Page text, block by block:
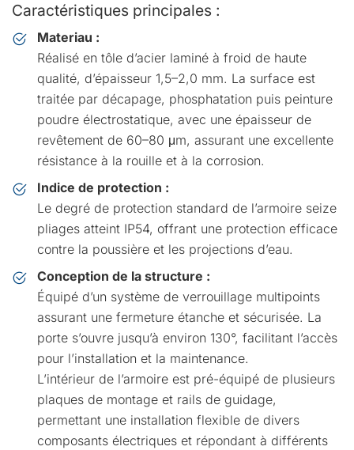
Caractéristiques principales :
Materiau :
Réalisé en tôle d’acier laminé à froid de haute
qualité, d’épaisseur 1,5–2,0 mm. La surface est
traitée par décapage, phosphatation puis peinture
poudre électrostatique, avec une épaisseur de
revêtement de 60–80 μm, assurant une excellente
résistance à la rouille et à la corrosion.
Indice de protection :
Le degré de protection standard de l’armoire seize
pliages atteint IP54, offrant une protection efficace
contre la poussière et les projections d’eau.
Conception de la structure :
Équipé d’un système de verrouillage multipoints
assurant une fermeture étanche et sécurisée. La
porte s’ouvre jusqu’à environ 130°, facilitant l’accès
pour l’installation et la maintenance.
L’intérieur de l’armoire est pré-équipé de plusieurs
plaques de montage et rails de guidage,
permettant une installation flexible de divers
composants électriques et répondant à différents